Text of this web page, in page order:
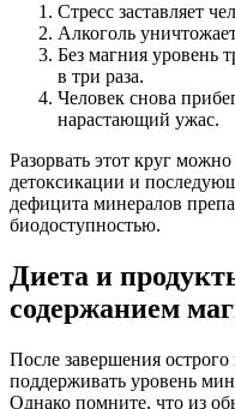
Стресс заставляет
Алкоголь
Без магния уровень
в три раза.
Человек снова
нарастающий ужас.
Разорвать этот круг
детоксикации и
дефицита минералов
биодоступностью.
Диета и
содержанием
После завершения
поддерживать уровень
Однако помните, что из